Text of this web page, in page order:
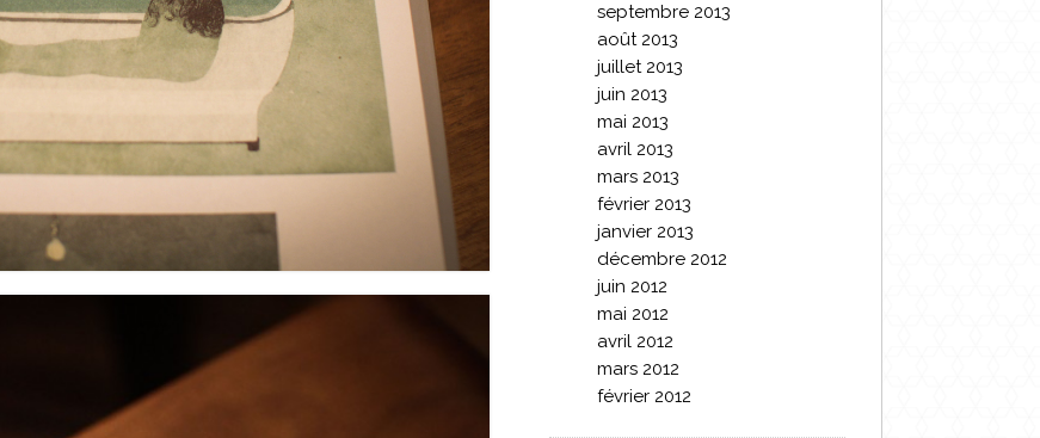
septembre 2013
août 2013
juillet 2013
juin 2013
mai 2013
avril 2013
mars 2013
février 2013
janvier 2013
décembre 2012
juin 2012
mai 2012
avril 2012
mars 2012
février 2012